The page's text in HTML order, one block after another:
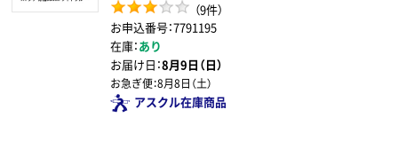
（9件）
お申込番号：7791195
在庫：あり
お届け日：8月9日（日）
お急ぎ便：8月8日（土）
アスクル在庫商品